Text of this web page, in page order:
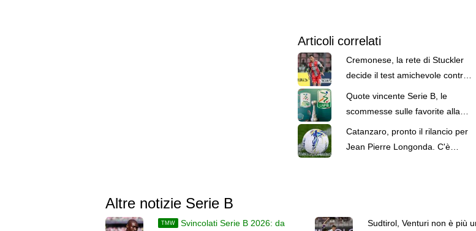
Articoli correlati
Cremonese, la rete di Stuckler
decide il test amichevole contro
Quote vincente Serie B, le
scommesse sulle favorite alla
promozione
Catanzaro, pronto il rilancio per
Jean Pierre Longonda. C'è
Altre notizie Serie B
TMW
Svincolati Serie B 2026: da
Sudtirol, Venturi non è più